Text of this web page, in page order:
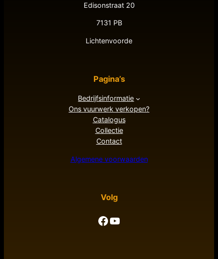
Edisonstraat 20
7131 PB
Lichtenvoorde
Pagina’s
Bedrijfsinformatie
Ons vuurwerk verkopen?
Catalogus
Collectie
Contact
Algemene voorwaarden
Volg
Facebook YouTube